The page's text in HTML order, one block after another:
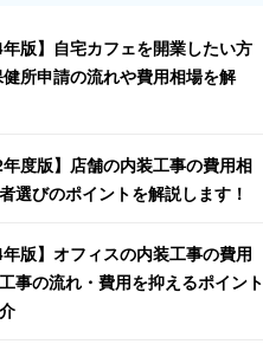
年版】自宅カフェを開業したい方
所申請の流れや費用相場を解
年度版】店舗の内装工事の費用相
選びのポイントを解説します！
年版】オフィスの内装工事の費用
事の流れ・費用を抑えるポイント